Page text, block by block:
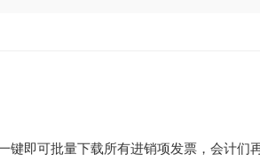
即可批量下载所有进销项发票，会计们